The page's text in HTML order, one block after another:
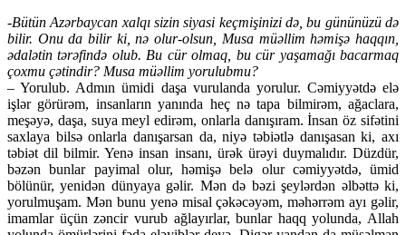
-Bütün Azərbaycan xalqı sizin siyasi keçmişinizi də, bu gününüzü də
bilir. Onu da bilir ki, nə olur-olsun, Musa müəllim həmişə haqqın,
ədalətin tərəfində olub. Bu cür olmaq, bu cür yaşamağı bacarmaq
çoxmu çətindir? Musa müəllim yorulubmu?
– Yorulub. Admın ümidi daşa vurulanda yorulur. Cəmiyyətdə elə
işlər görürəm, insanların yanında heç nə tapa bilmirəm, ağaclara,
meşəyə, daşa, suya meyl edirəm, onlarla danışıram. İnsan öz sifətini
saxlaya bilsə onlarla danışarsan da, niyə təbiətlə danışasan ki, axı
təbiət dil bilmir. Yenə insan insanı, ürək ürəyi duymalıdır. Düzdür,
bəzən bunlar payimal olur, həmişə belə olur cəmiyyətdə, ümid
bölünür, yenidən dünyaya gəlir. Mən də bəzi şeylərdən əlbəttə ki,
yorulmuşam. Mən bunu yenə misal çəkəcəyəm, məhərrəm ayı gəlir,
imamlar üçün zəncir vurub ağlayırlar, bunlar haqq yolunda, Allah